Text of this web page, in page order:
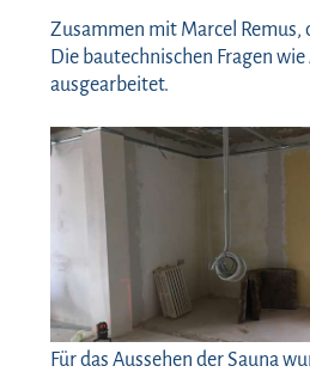
Zusammen mit Marcel Remus,
Die bautechnischen Fragen
ausgearbeitet.
Für das Aussehen der Sauna